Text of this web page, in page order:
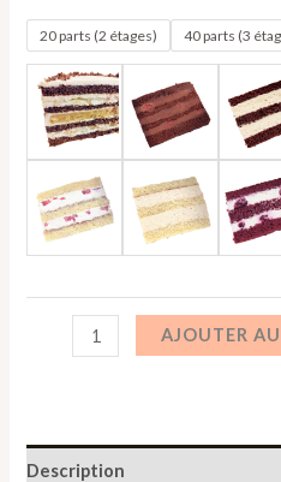
20 parts (2 étages) 40 parts (3
AJOUTER
Description